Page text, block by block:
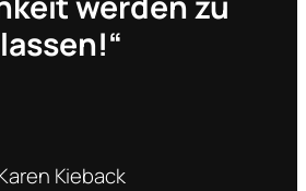
lassen!“
Kieback